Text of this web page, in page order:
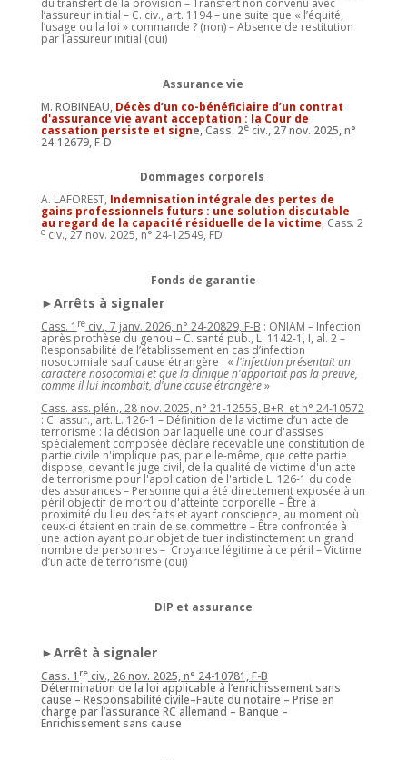
du transfert de la provision – Transfert non convenu avec
l’assureur initial – C. civ., art. 1194 – une suite que « l’équité,
l’usage ou la loi » commande ? (non) – Absence de restitution
par l’assureur initial (oui)
Assurance vie
M. ROBINEAU, Décès d’un co-bénéficiaire d’un contrat
d'assurance vie avant acceptation : la Cour de
cassation persiste et signe, Cass. 2eciv., 27 nov. 2025, n°
24-12679, F-D
Dommages corporels
A. LAFOREST, Indemnisation intégrale des pertes de
gains professionnels futurs : une solution discutable
au regard de la capacité résiduelle de la victime, Cass. 2
eciv., 27 nov. 2025, n° 24-12549, FD
Fonds de garantie
►Arrêts à signaler
Cass. 1 reciv., 7 janv. 2026, n° 24-20829, F-B : ONIAM – Infection
après prothèse du genou – C. santé pub., L. 1142-1, I, al. 2 –
Responsabilité de l’établissement en cas d’infection
nosocomiale sauf cause étrangère : « l'infection présentait un
caractère nosocomial et que la clinique n'apportait pas la preuve,
comme il lui incombait, d'une cause étrangère»
Cass. ass. plén., 28 nov. 2025, n° 21-12555, B+R et n° 24-10572
: C. assur., art. L. 126-1 – Définition de la victime d’un acte de
terrorisme : la décision par laquelle une cour d'assises
spécialement composée déclare recevable une constitution de
partie civile n'implique pas, par elle-même, que cette partie
dispose, devant le juge civil, de la qualité de victime d'un acte
de terrorisme pour l'application de l'article L. 126-1 du code
des assurances – Personne qui a été directement exposée à un
péril objectif de mort ou d'atteinte corporelle – Être à
proximité du lieu des faits et ayant conscience, au moment où
ceux-ci étaient en train de se commettre – Être confrontée à
une action ayant pour objet de tuer indistinctement un grand
nombre de personnes – Croyance légitime à ce péril – Victime
d’un acte de terrorisme (oui)
DIP et assurance
►Arrêt à signaler
Cass. 1 reciv., 26 nov. 2025, n° 24-10781, F-B
Détermination de la loi applicable à l’enrichissement sans
cause – Responsabilité civile–Faute du notaire – Prise en
charge par l’assurance RC allemand – Banque –
Enrichissement sans cause